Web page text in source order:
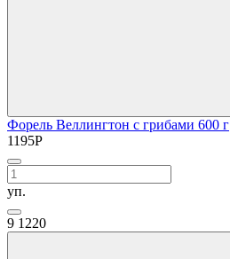
Форель Веллингтон с грибами 600 г
1195Р
уп.
9 1220